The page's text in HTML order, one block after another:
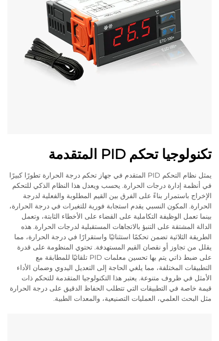
تكنولوجيا تحكم PID المتقدمة
يمثل نظام التحكم PID المتقدم في جهاز تحكم درجة الحرارة تطورًا كبيرًا
في أنظمة إدارة درجات الحرارة. يحسب ويعدل هذا النظام الذكي للتحكم
الإخراج باستمرار بناءً على الفرق بين القيم المطلوبة والفعلية لدرجة
الحرارة. المكون النسبي يقدم استجابة فورية للتغيرات في درجة الحرارة،
بينما تعمل الوظيفة التكاملية على القضاء على الأخطاء الثابتة، وتعمل
الدالة المشتقة على التنبؤ بالاتجاهات المستقبلية لدرجات الحرارة. هذه
الطريقة الثلاثية تضمن تحكمًا استثنائيًا واستقرارًا في درجة الحرارة، مما
يقلل من تجاوز أو نقصان القيم المستهدفة. تحتوي المنظومة على قدرة
على ضبط ذاتي يتم بها تحسين معلمات PID تلقائيًا للمطابقة مع
التطبيقات المختلفة، مما يلغي الحاجة إلى التعديل اليدوي وضمان الأداء
الأمثل في ظروف متنوعة. يعتبر هذا التكنولوجيا المتقدمة للتحكم ذات
قيمة خاصة في التطبيقات التي تتطلب الحفاظ الدقيق على درجة الحرارة
مثل البحث العلمي، العمليات التصنيعية، والمعدات الطبية.